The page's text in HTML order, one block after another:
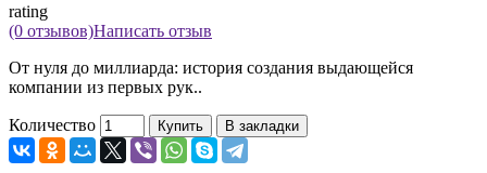
rating
(0 отзывов)Написать отзыв
От нуля до миллиарда: история создания выдающейся
компании из первых рук..
Количество Купить В закладки